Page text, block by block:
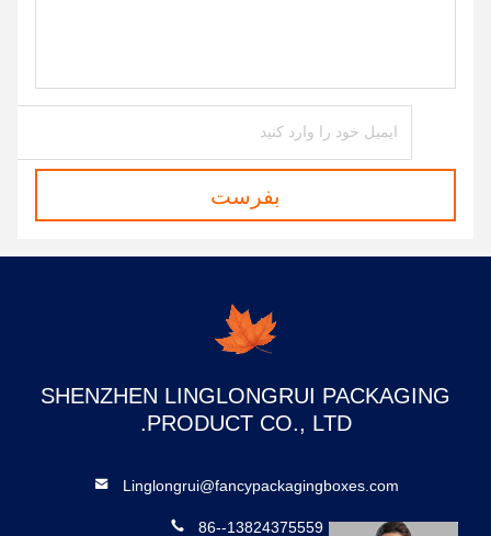
بفرست
SHENZHEN LINGLONGRUI PACKAGING
PRODUCT CO., LTD.
Linglongrui@fancypackagingboxes.com
86--13824375559